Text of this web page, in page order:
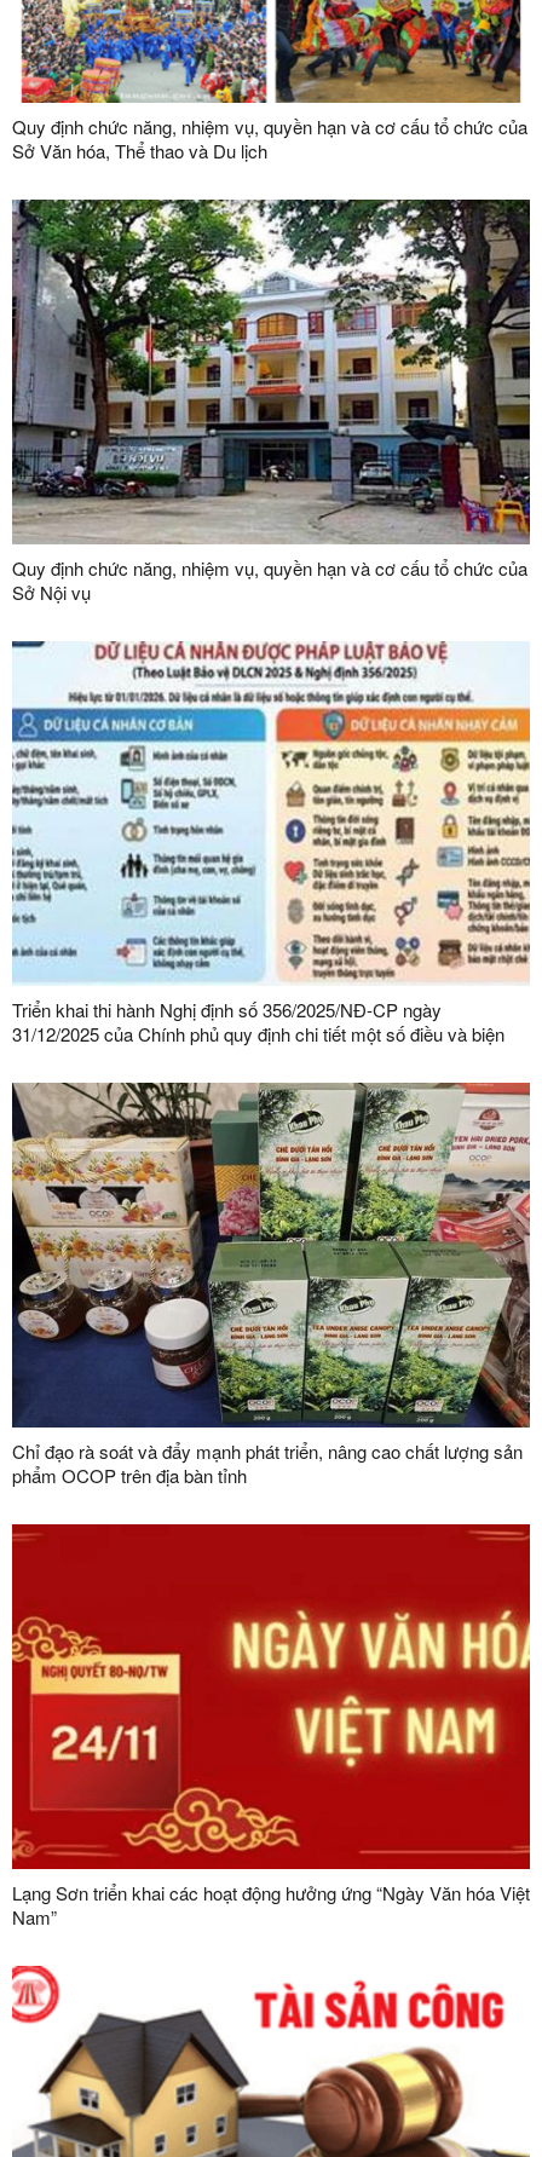
Quy định chức năng, nhiệm vụ, quyền hạn và cơ cấu tổ chức của
Sở Văn hóa, Thể thao và Du lịch
Quy định chức năng, nhiệm vụ, quyền hạn và cơ cấu tổ chức của
Sở Nội vụ
Triển khai thi hành Nghị định số 356/2025/NĐ-CP ngày
31/12/2025 của Chính phủ quy định chi tiết một số điều và biện
Sơn
Chỉ đạo rà soát và đẩy mạnh phát triển, nâng cao chất lượng sản
phẩm OCOP trên địa bàn tỉnh
Lạng Sơn triển khai các hoạt động hưởng ứng “Ngày Văn hóa Việt
Nam”